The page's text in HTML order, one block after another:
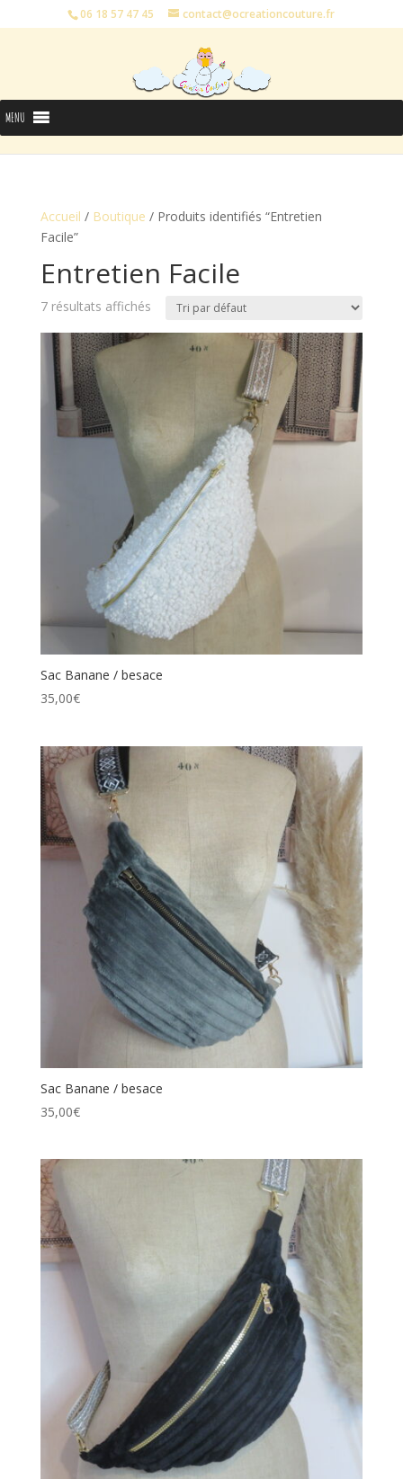
06 18 57 47 45 contact@ocreationcouture.fr
MENU
Accueil / Boutique / Produits identifiés “Entretien
Facile”
Entretien Facile
7 résultats affichés
Sac Banane / besace
35,00€
Sac Banane / besace
35,00€